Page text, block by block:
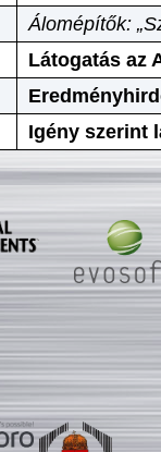
Álomépítők:
Látogatás az
Igény szerint